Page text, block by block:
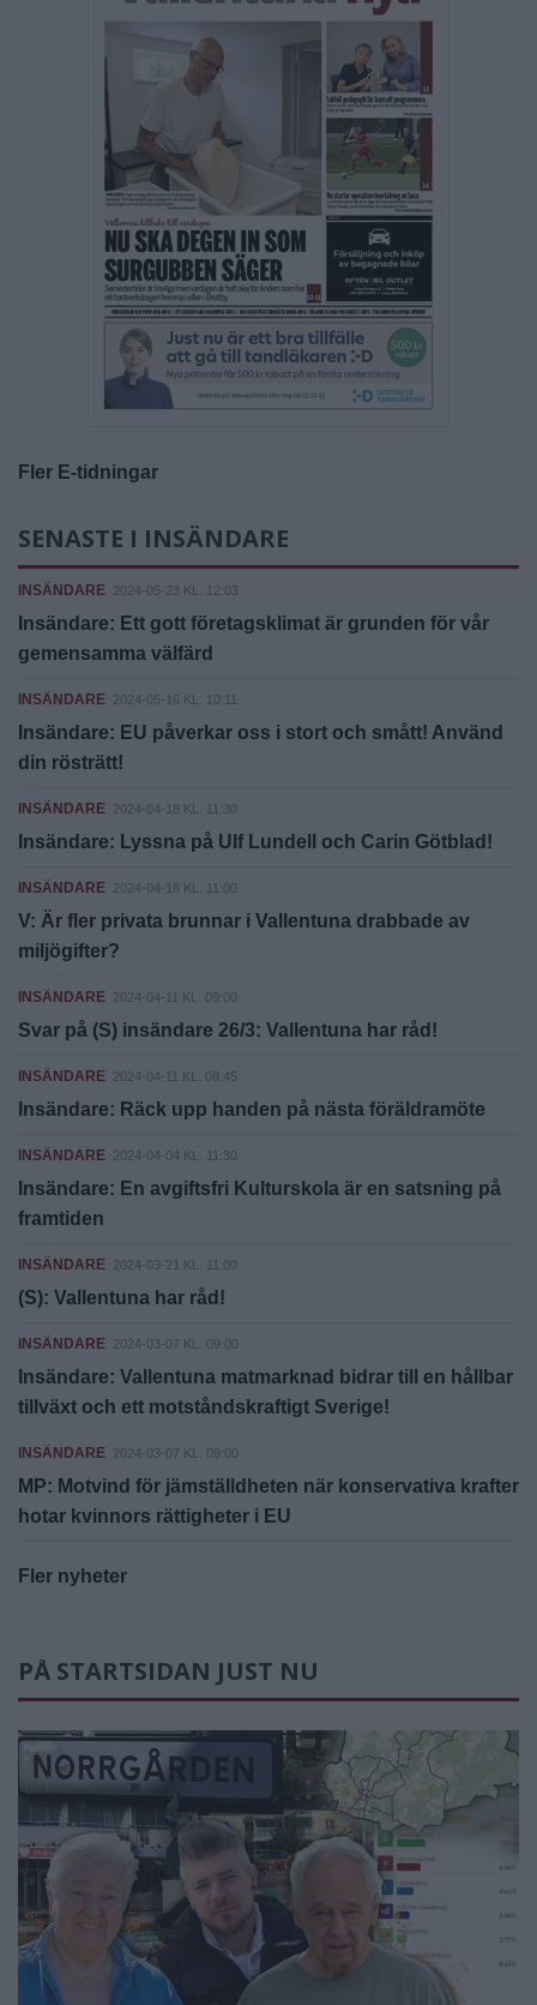
Fler E-tidningar
SENASTE I INSÄNDARE
INSÄNDARE 2024-05-23 KL. 12:03
Insändare: Ett gott företagsklimat är grunden för vår
gemensamma välfärd
INSÄNDARE 2024-05-16 KL. 10:11
Insändare: EU påverkar oss i stort och smått! Använd
din rösträtt!
INSÄNDARE 2024-04-18 KL. 11:30
Insändare: Lyssna på Ulf Lundell och Carin Götblad!
INSÄNDARE 2024-04-18 KL. 11:00
V: Är fler privata brunnar i Vallentuna drabbade av
miljögifter?
INSÄNDARE 2024-04-11 KL. 09:00
Svar på (S) insändare 26/3: Vallentuna har råd!
INSÄNDARE 2024-04-11 KL. 08:45
Insändare: Räck upp handen på nästa föräldramöte
INSÄNDARE 2024-04-04 KL. 11:30
Insändare: En avgiftsfri Kulturskola är en satsning på
framtiden
INSÄNDARE 2024-03-21 KL. 11:00
(S): Vallentuna har råd!
INSÄNDARE 2024-03-07 KL. 09:00
Insändare: Vallentuna matmarknad bidrar till en hållbar
tillväxt och ett motståndskraftigt Sverige!
INSÄNDARE 2024-03-07 KL. 09:00
MP: Motvind för jämställdheten när konservativa krafter
hotar kvinnors rättigheter i EU
Fler nyheter
PÅ STARTSIDAN JUST NU